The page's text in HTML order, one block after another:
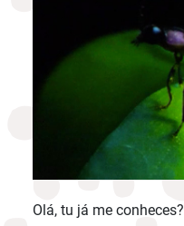
Olá, tu já me conheces?